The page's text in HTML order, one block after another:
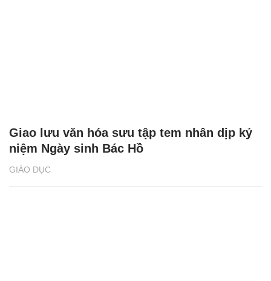
GIÁO DỤC
Giao lưu văn hóa sưu tập tem nhân dịp kỷ
niệm Ngày sinh Bác Hồ